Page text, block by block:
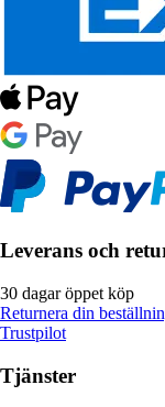
Leverans och
30 dagar öppet köp
Returnera din
Trustpilot
Tjänster